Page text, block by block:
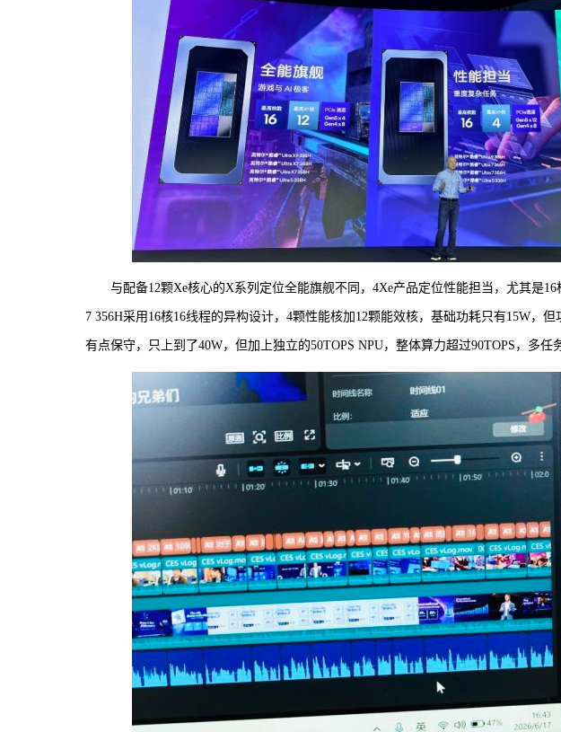
与配备12颗Xe核心的X系列定位全能旗舰不同，4Xe产品定位性能担当，尤其是
7 356H采用16核16线程的异构设计，4颗性能核加12颗能效核，基础功耗只有15W，
有点保守，只上到了40W，但加上独立的50TOPS NPU，整体算力超过90TOPS，多任